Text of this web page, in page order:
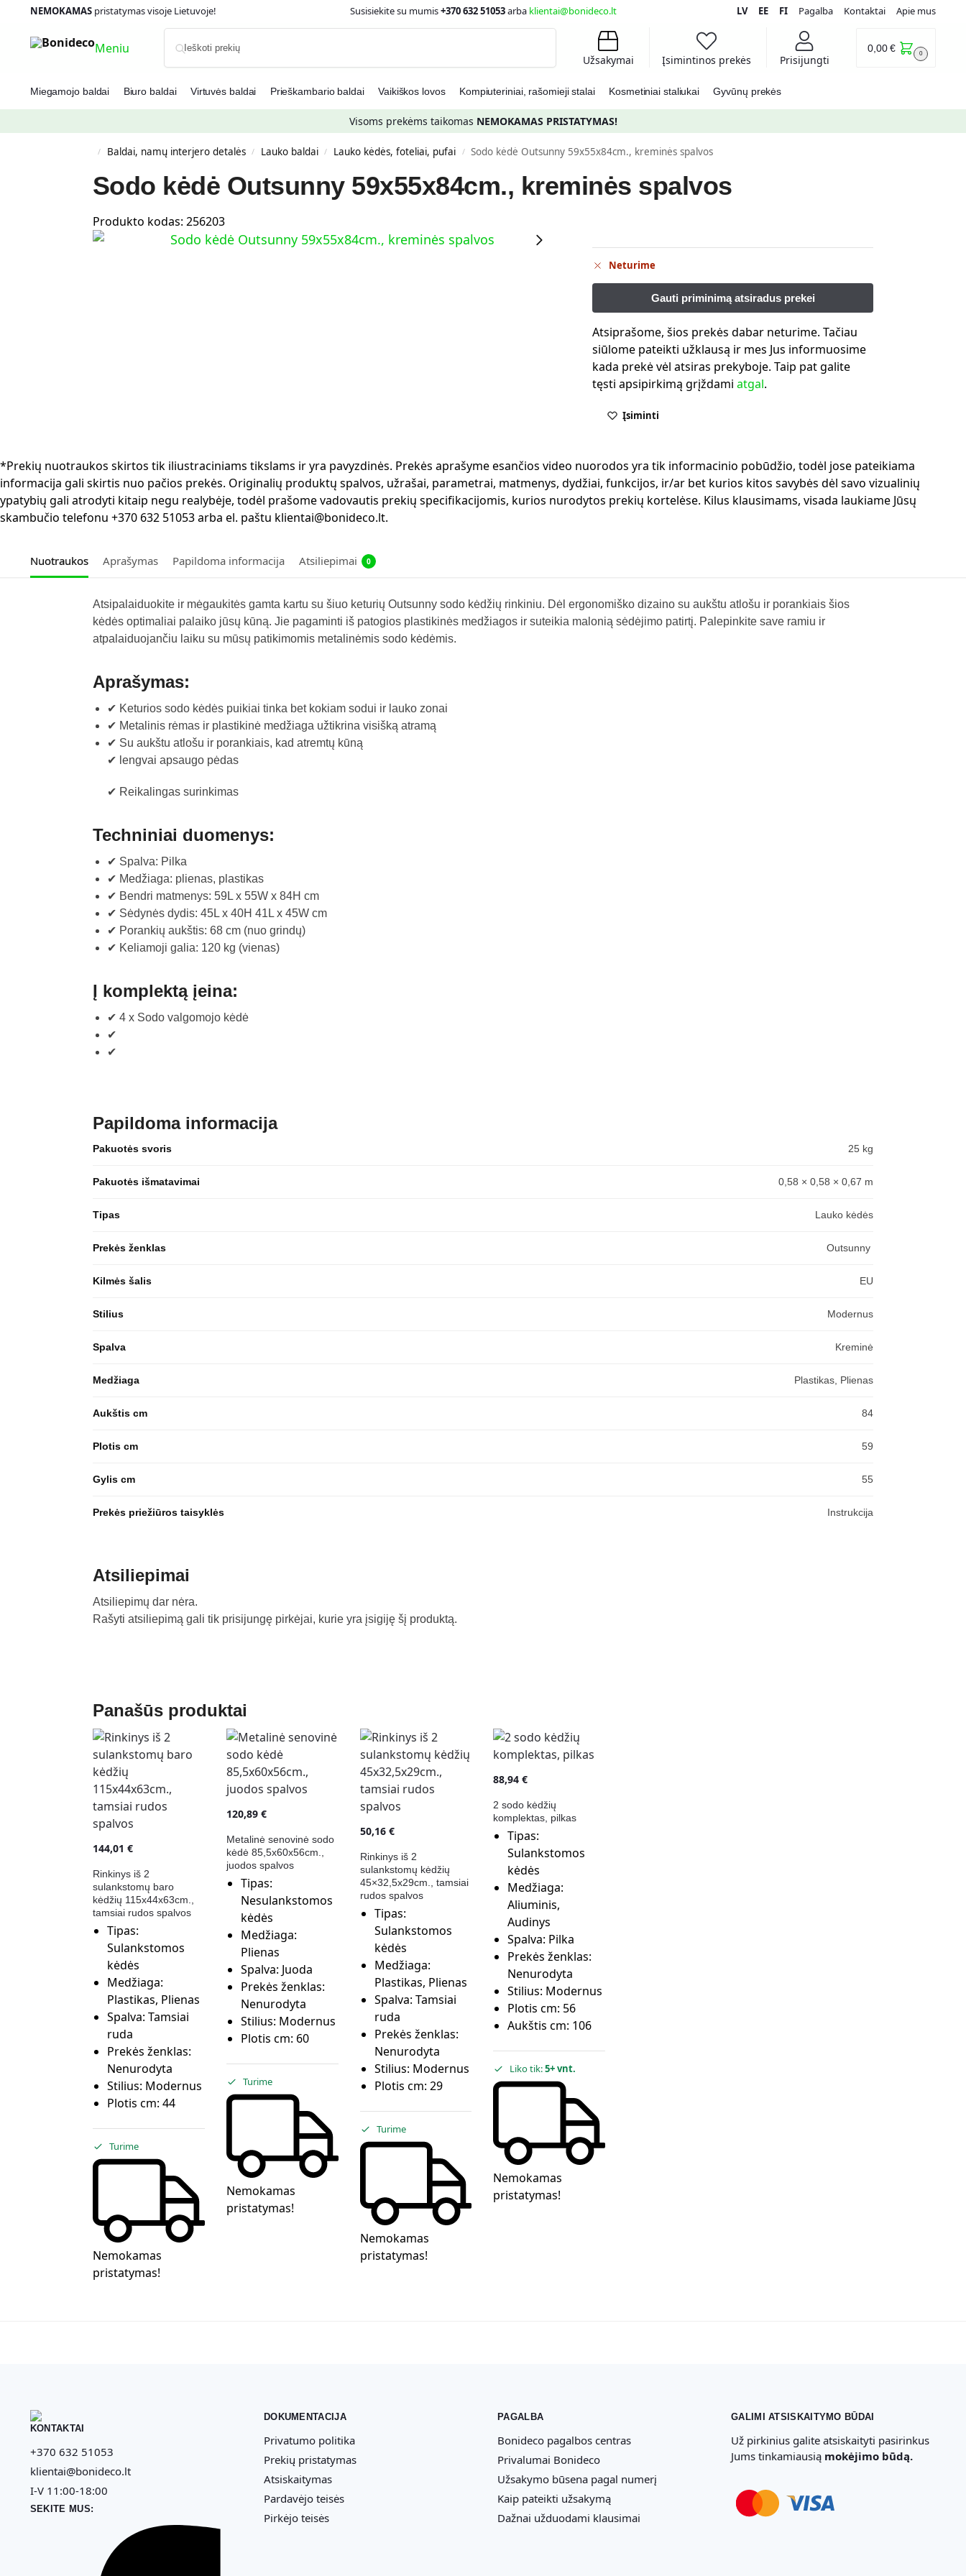
NEMOKAMASpristatymas visoje Lietuvoje! Susisiekite su mumis+370 632 51053arba klientai@bonideco.lt LV EE FI Pagalba Kontaktai Apie mus
Meniu
Užsakymai Įsimintinos prekės Prisijungti
0,00€ 0
Miegamojo baldai Biuro baldai Virtuvės baldai Prieškambario baldai Vaikiškos lovos Kompiuteriniai, rašomieji stalai Kosmetiniai staliukai Gyvūnų prekės
Visoms prekėms taikomas NEMOKAMAS PRISTATYMAS!
/ Baldai, namų interjero detalės / Lauko baldai / Lauko kėdės, foteliai, pufai / Sodo kėdė Outsunny 59x55x84cm., kreminės spalvos
Sodo kėdė Outsunny 59x55x84cm., kreminės spalvos
Produkto kodas: 256203
Neturime
Atsiprašome, šios prekės dabar neturime. Tačiau
siūlome pateikti užklausą ir mes Jus informuosime
kada prekė vėl atsiras prekyboje. Taip pat galite
tęsti apsipirkimą grįždamiatgal.
Įsiminti
*Prekių nuotraukos skirtos tik iliustraciniams tikslams ir yra pavyzdinės. Prekės aprašyme esančios video nuorodos yra tik informacinio pobūdžio, todėl jose pateikiama
informacija gali skirtis nuo pačios prekės. Originalių produktų spalvos, užrašai, parametrai, matmenys, dydžiai, funkcijos, ir/ar bet kurios kitos savybės dėl savo vizualinių
ypatybių gali atrodyti kitaip negu realybėje, todėl prašome vadovautis prekių specifikacijomis, kurios nurodytos prekių kortelėse. Kilus klausimams, visada laukiame Jūsų
skambučio telefonu +370 632 51053 arba el. paštu klientai@bonideco.lt.
Nuotraukos Aprašymas Papildoma informacija Atsiliepimai 0
Atsipalaiduokite ir mėgaukitės gamta kartu su šiuo keturių Outsunny sodo kėdžių rinkiniu. Dėl ergonomiško dizaino su aukštu atlošu ir porankiais šios
kėdės optimaliai palaiko jūsų kūną. Jie pagaminti iš patogios plastikinės medžiagos ir suteikia malonią sėdėjimo patirtį. Palepinkite save ramiu ir
atpalaiduojančiu laiku su mūsų patikimomis metalinėmis sodo kėdėmis.
Aprašymas:
✔ Keturios sodo kėdės puikiai tinka bet kokiam sodui ir lauko zonai
✔ Metalinis rėmas ir plastikinė medžiaga užtikrina visišką atramą
✔ Su aukštu atlošu ir porankiais, kad atremtų kūną
✔ lengvai apsaugo pėdas
✔ Reikalingas surinkimas
Techniniai duomenys:
✔ Spalva: Pilka
✔ Medžiaga: plienas, plastikas
✔ Bendri matmenys: 59L x 55W x 84H cm
✔ Sėdynės dydis: 45L x 40H 41L x 45W cm
✔ Porankių aukštis: 68 cm (nuo grindų)
✔ Keliamoji galia: 120 kg (vienas)
Į komplektą įeina:
✔ 4 x Sodo valgomojo kėdė
✔
✔
Papildoma informacija
Pakuotės svoris 25 kg
Pakuotės išmatavimai 0,58 × 0,58 × 0,67 m
Tipas Lauko kėdės
Prekės ženklas Outsunny
Kilmės šalis EU
Stilius Modernus
Spalva Kreminė
Medžiaga Plastikas, Plienas
Aukštis cm 84
Plotis cm 59
Gylis cm 55
Prekės priežiūros taisyklės Instrukcija
Atsiliepimai
Atsiliepimų dar nėra.
Rašyti atsiliepimą gali tik prisijungę pirkėjai, kurie yra įsigiję šį produktą.
Panašūs produktai
144,01 €
Rinkinys iš 2
sulankstomų baro
kėdžių 115x44x63cm.,
tamsiai rudos spalvos
Tipas:
Sulankstomos
kėdės
Medžiaga:
Plastikas, Plienas
Spalva: Tamsiai
ruda
Prekės ženklas:
Nenurodyta
Stilius: Modernus
Plotis cm: 44
Turime
Nemokamas
pristatymas!
120,89 €
Metalinė senovinė sodo
kėdė 85,5x60x56cm.,
juodos spalvos
Tipas:
Nesulankstomos
kėdės
Medžiaga:
Plienas
Spalva: Juoda
Prekės ženklas:
Nenurodyta
Stilius: Modernus
Plotis cm: 60
Turime
Nemokamas
pristatymas!
50,16 €
Rinkinys iš 2
sulankstomų kėdžių
45×32,5x29cm., tamsiai
rudos spalvos
Tipas:
Sulankstomos
kėdės
Medžiaga:
Plastikas, Plienas
Spalva: Tamsiai
ruda
Prekės ženklas:
Nenurodyta
Stilius: Modernus
Plotis cm: 29
Turime
Nemokamas
pristatymas!
88,94€
2 sodo kėdžių
komplektas, pilkas
Tipas:
Sulankstomos
kėdės
Medžiaga:
Aliuminis,
Audinys
Spalva: Pilka
Prekės ženklas:
Nenurodyta
Stilius: Modernus
Plotis cm: 56
Aukštis cm: 106
Liko tik:5+ vnt.
Nemokamas
pristatymas!
KONTAKTAI
+370 632 51053
klientai@bonideco.lt
I-V 11:00-18:00
SEKITE MUS:
DOKUMENTACIJA
Privatumo politika
Prekių pristatymas
Atsiskaitymas
Pardavėjo teisės
Pirkėjo teisės
PAGALBA
Bonideco pagalbos centras
Privalumai Bonideco
Užsakymo būsena pagal numerį
Kaip pateikti užsakymą
Dažnai užduodami klausimai
GALIMI ATSISKAITYMO BŪDAI
Už pirkinius galite atsiskaityti pasirinkus
Jums tinkamiausią mokėjimo būdą.